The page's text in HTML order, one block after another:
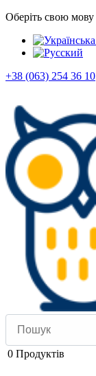
Оберіть свою мову
+38 (063) 254 36 10
0 Продуктів